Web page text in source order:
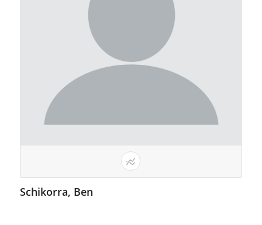
Schikorra, Ben